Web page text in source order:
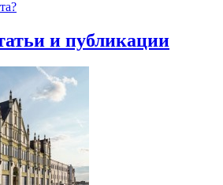
и публикации